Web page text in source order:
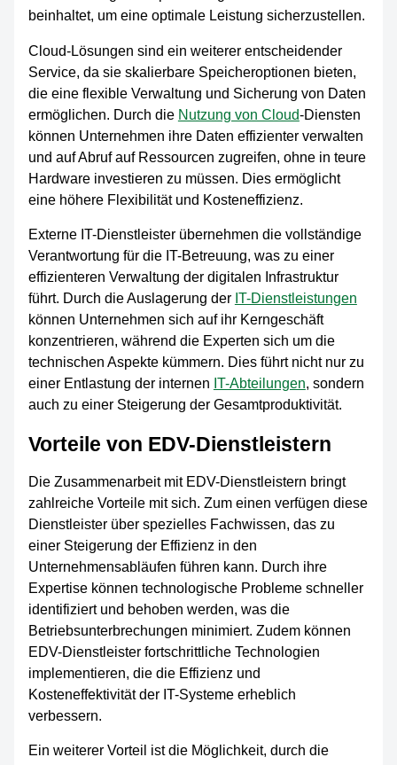
beinhaltet, um eine optimale Leistung sicherzustellen.
Cloud-Lösungen sind ein weiterer entscheidender
Service, da sie skalierbare Speicheroptionen bieten,
die eine flexible Verwaltung und Sicherung von Daten
ermöglichen. Durch die Nutzung von Cloud-Diensten
können Unternehmen ihre Daten effizienter verwalten
und auf Abruf auf Ressourcen zugreifen, ohne in teure
Hardware investieren zu müssen. Dies ermöglicht
eine höhere Flexibilität und Kosteneffizienz.
Externe IT-Dienstleister übernehmen die vollständige
Verantwortung für die IT-Betreuung, was zu einer
effizienteren Verwaltung der digitalen Infrastruktur
führt. Durch die Auslagerung der IT-Dienstleistungen
können Unternehmen sich auf ihr Kerngeschäft
konzentrieren, während die Experten sich um die
technischen Aspekte kümmern. Dies führt nicht nur zu
einer Entlastung der internen IT-Abteilungen, sondern
auch zu einer Steigerung der Gesamtproduktivität.
Vorteile von EDV-Dienstleistern
Die Zusammenarbeit mit EDV-Dienstleistern bringt
zahlreiche Vorteile mit sich. Zum einen verfügen diese
Dienstleister über spezielles Fachwissen, das zu
einer Steigerung der Effizienz in den
Unternehmensabläufen führen kann. Durch ihre
Expertise können technologische Probleme schneller
identifiziert und behoben werden, was die
Betriebsunterbrechungen minimiert. Zudem können
EDV-Dienstleister fortschrittliche Technologien
implementieren, die die Effizienz und
Kosteneffektivität der IT-Systeme erheblich
verbessern.
Ein weiterer Vorteil ist die Möglichkeit, durch die